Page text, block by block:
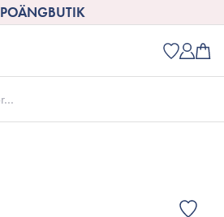
POÄNGBUTIK